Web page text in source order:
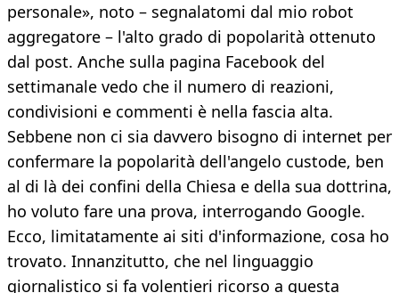
personale», noto – segnalatomi dal mio robot
aggregatore – l'alto grado di popolarità ottenuto
dal post. Anche sulla pagina Facebook del
settimanale vedo che il numero di reazioni,
condivisioni e commenti è nella fascia alta.
Sebbene non ci sia davvero bisogno di internet per
confermare la popolarità dell'angelo custode, ben
al di là dei confini della Chiesa e della sua dottrina,
ho voluto fare una prova, interrogando Google.
Ecco, limitatamente ai siti d'informazione, cosa ho
trovato. Innanzitutto, che nel linguaggio
giornalistico si fa volentieri ricorso a questa